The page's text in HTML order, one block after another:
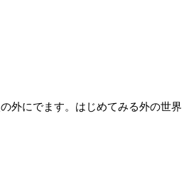
外にでます。はじめてみる外の世界